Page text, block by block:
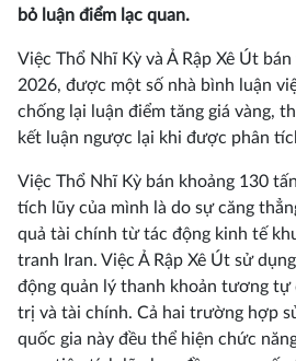
bỏ luận điểm lạc quan.
Việc Thổ Nhĩ Kỳ và Ả Rập Xê Út
2026, được một số nhà bình luận
chống lại luận điểm tăng giá vàng,
kết luận ngược lại khi được phân
Việc Thổ Nhĩ Kỳ bán khoảng 130
tích lũy của mình là do sự căng
quả tài chính từ tác động kinh tế
tranh Iran. Việc Ả Rập Xê Út sử
động quản lý thanh khoản tương
trị và tài chính. Cả hai trường hợp
quốc gia này đều thể hiện chức